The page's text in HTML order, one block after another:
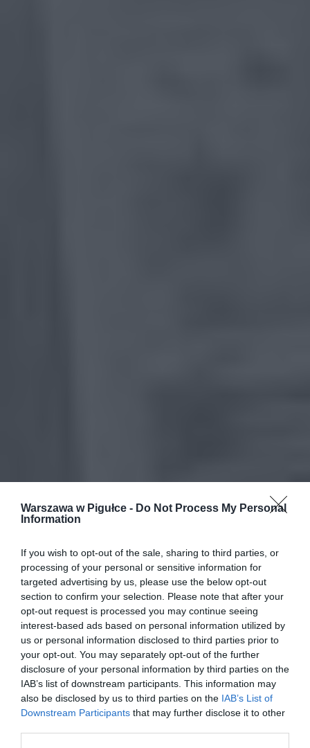
Warszawa w Pigułce - Do Not Process My Personal
Information
If you wish to opt-out of the sale, sharing to third parties, or
processing of your personal or sensitive information for
targeted advertising by us, please use the below opt-out
section to confirm your selection. Please note that after your
opt-out request is processed you may continue seeing
interest-based ads based on personal information utilized by
us or personal information disclosed to third parties prior to
your opt-out. You may separately opt-out of the further
disclosure of your personal information by third parties on the
IAB’s list of downstream participants. This information may
also be disclosed by us to third parties on the IAB’s List of
Downstream Participants that may further disclose it to other